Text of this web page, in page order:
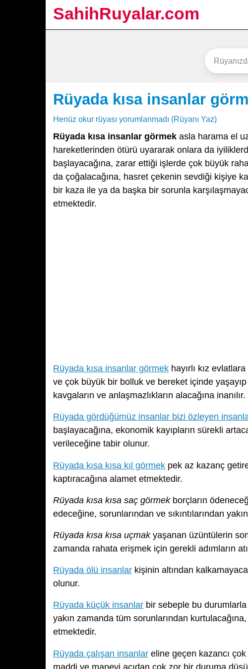
SahihRuyalar.com
Rüyada kısa insanlar
Henüz okur rüyası yorumlanmadı (Rüyanı Yaz)
Rüyada kısa insanlar görmek asla harama el
hareketlerinden ötürü uyararak onlara da
başlayacağına, zarar ettiği işlerde çok büyük
da çoğalacağına, hasret çekenin sevdiği kişiye
bir kaza ile ya da başka bir sorunla
etmektedir.
Rüyada kısa insanlar görmek hayırlı kız
ve çok büyük bir bolluk ve bereket içinde
kavgaların ve anlaşmazlıkların alacağına inanılır.
Rüyada gördüğümüz insanlar bizi özleyen
başlayacağına, ekonomik kayıpların sürekli
verileceğine tabir olunur.
Rüyada kısa kısa kıl görmek pek az kazanç
kaptıracağına alamet etmektedir.
Rüyada kısa kısa saç görmekborçların
edeceğine, sorunlarından ve sıkıntılarından
Rüyada kısa kısa uçmakyaşanan üzüntülerin
zamanda rahata erişmek için gerekli adımların
Rüyada ölü insanlar kişinin altından
olunur.
Rüyada küçük insanlar bir sebeple bu
yakın zamanda tüm sorunlarından
etmektedir.
Rüyada çalışan insanlar eline geçen kazancı
maddi ve manevi açıdan çok zor bir duruma